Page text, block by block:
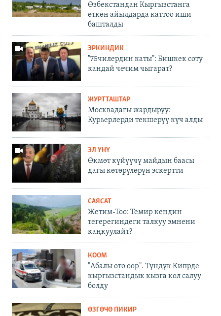
Өзбекстандан Кыргызстанга
өткөн айылдарда каттоо иши
башталды
ЭРКИНДИК
"75чилердин каты": Бишкек соту
кандай чечим чыгарат?
ЖУРТТАШТАР
Москвадагы жардыруу:
Курьерлерди текшерүү күч алды
ЭЛ ҮНҮ
Өкмөт күйүүчү майдын баасы
дагы көтөрүлөрүн эскертти
САЯСАТ
Жетим-Тоо: Темир кендин
тегерегиндеги талкуу эмнени
каңкуулайт?
КООМ
"Абалы өтө оор". Түндүк Кипрде
кыргызстандык кызга кол салуу
болду
ӨЗГӨЧӨ ПИКИР